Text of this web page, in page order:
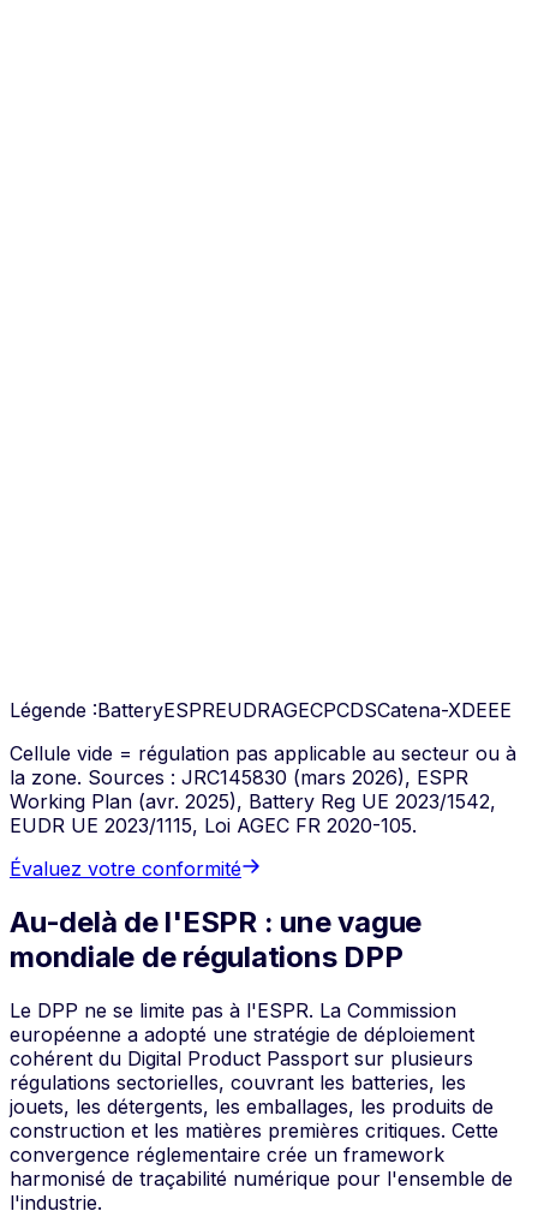
Arianee
Légende :BatteryESPREUDRAGECPCDSCatena-XDEEE
Cellule vide = régulation pas applicable au secteur ou à
la zone. Sources : JRC145830 (mars 2026), ESPR
Working Plan (avr. 2025), Battery Reg UE 2023/1542,
EUDR UE 2023/1115, Loi AGEC FR 2020-105.
Évaluez votre conformité
Au-delà de l'ESPR : une vague
mondiale de régulations DPP
Le DPP ne se limite pas à l'ESPR. La Commission
européenne a adopté une stratégie de déploiement
cohérent du Digital Product Passport sur plusieurs
régulations sectorielles, couvrant les batteries, les
jouets, les détergents, les emballages, les produits de
construction et les matières premières critiques. Cette
convergence réglementaire crée un framework
harmonisé de traçabilité numérique pour l'ensemble de
l'industrie.